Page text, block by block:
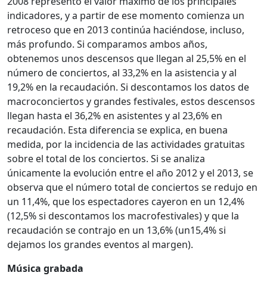
indicadores, y a partir de ese momento comienza un
retroceso que en 2013 continúa haciéndose, incluso,
más profundo. Si comparamos ambos años,
obtenemos unos descensos que llegan al 25,5% en el
número de conciertos, al 33,2% en la asistencia y al
19,2% en la recaudación. Si descontamos los datos de
macroconciertos y grandes festivales, estos descensos
llegan hasta el 36,2% en asistentes y al 23,6% en
recaudación. Esta diferencia se explica, en buena
medida, por la incidencia de las actividades gratuitas
sobre el total de los conciertos. Si se analiza
únicamente la evolución entre el año 2012 y el 2013, se
observa que el número total de conciertos se redujo en
un 11,4%, que los espectadores cayeron en un 12,4%
(12,5% si descontamos los macrofestivales) y que la
recaudación se contrajo en un 13,6% (un15,4% si
dejamos los grandes eventos al margen).
Música grabada